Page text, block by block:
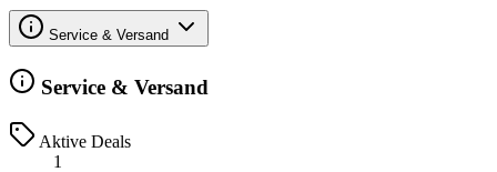
Service & Versand
Service & Versand
Aktive Deals
1